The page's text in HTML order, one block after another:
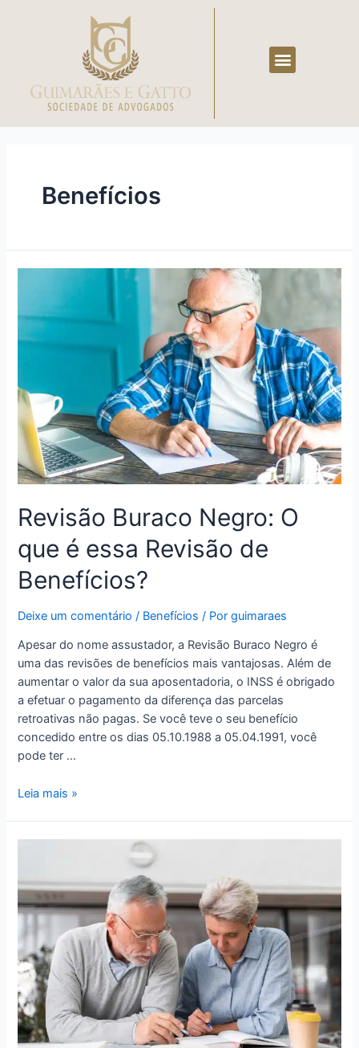
Benefícios
Revisão Buraco Negro: O
que é essa Revisão de
Benefícios?
Deixe um comentário / Benefícios / Porguimaraes
Apesar do nome assustador, a Revisão Buraco Negro é
uma das revisões de benefícios mais vantajosas. Além de
aumentar o valor da sua aposentadoria, o INSS é obrigado
a efetuar o pagamento da diferença das parcelas
retroativas não pagas. Se você teve o seu benefício
concedido entre os dias 05.10.1988 a 05.04.1991, você
pode ter …
Leia mais »